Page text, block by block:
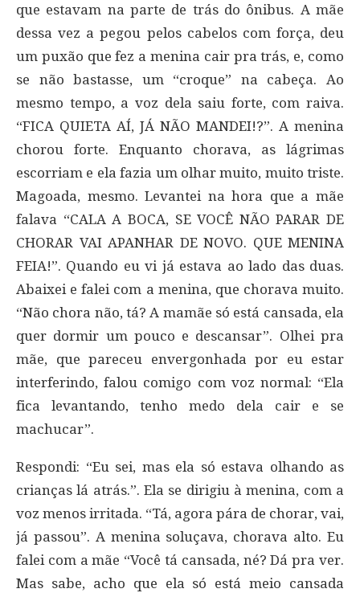
que estavam na parte de trás do ônibus. A mãe
dessa vez a pegou pelos cabelos com força, deu
um puxão que fez a menina cair pra trás, e, como
se não bastasse, um “croque” na cabeça. Ao
mesmo tempo, a voz dela saiu forte, com raiva.
“FICA QUIETA AÍ, JÁ NÃO MANDEI!?”. A menina
chorou forte. Enquanto chorava, as lágrimas
escorriam e ela fazia um olhar muito, muito triste.
Magoada, mesmo. Levantei na hora que a mãe
falava “CALA A BOCA, SE VOCÊ NÃO PARAR DE
CHORAR VAI APANHAR DE NOVO. QUE MENINA
FEIA!”. Quando eu vi já estava ao lado das duas.
Abaixei e falei com a menina, que chorava muito.
“Não chora não, tá? A mamãe só está cansada, ela
quer dormir um pouco e descansar”. Olhei pra
mãe, que pareceu envergonhada por eu estar
interferindo, falou comigo com voz normal: “Ela
fica levantando, tenho medo dela cair e se
machucar”.
Respondi: “Eu sei, mas ela só estava olhando as
crianças lá atrás.”. Ela se dirigiu à menina, com a
voz menos irritada. “Tá, agora pára de chorar, vai,
já passou”. A menina soluçava, chorava alto. Eu
falei com a mãe “Você tá cansada, né? Dá pra ver.
Mas sabe, acho que ela só está meio cansada